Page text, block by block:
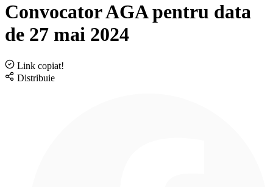
Convocator AGA pentru data
de 27 mai 2024
Link copiat!
Distribuie